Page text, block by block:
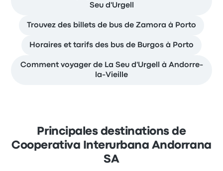
Seu d'Urgell
Trouvez des billets de bus de Zamora à Porto
Horaires et tarifs des bus de Burgos à Porto
Comment voyager de La Seu d'Urgell à Andorre-
la-Vieille
Principales destinations de
Cooperativa Interurbana Andorrana
SA